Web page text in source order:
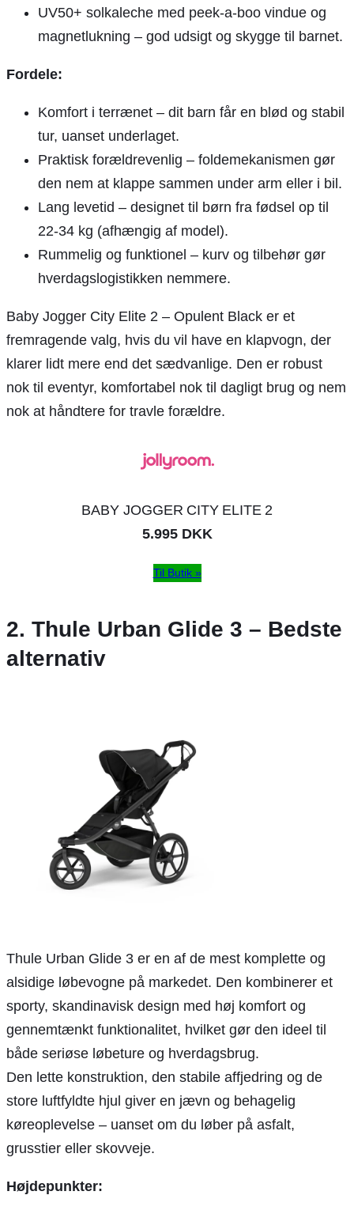
UV50+ solkaleche med peek-a-boo vindue og
magnetlukning – god udsigt og skygge til barnet.
Fordele:
Komfort i terrænet – dit barn får en blød og stabil
tur, uanset underlaget.
Praktisk forældrevenlig – foldemekanismen gør
den nem at klappe sammen under arm eller i bil.
Lang levetid – designet til børn fra fødsel op til
22-34 kg (afhængig af model).
Rummelig og funktionel – kurv og tilbehør gør
hverdagslogistikken nemmere.
Baby Jogger City Elite 2 – Opulent Black er et
fremragende valg, hvis du vil have en klapvogn, der
klarer lidt mere end det sædvanlige. Den er robust
nok til eventyr, komfortabel nok til dagligt brug og nem
nok at håndtere for travle forældre.
BABY JOGGER CITY ELITE 2
5.995 DKK
Til Butik »
2. Thule Urban Glide 3 – Bedste
alternativ
Thule Urban Glide 3 er en af de mest komplette og
alsidige løbevogne på markedet. Den kombinerer et
sporty, skandinavisk design med høj komfort og
gennemtænkt funktionalitet, hvilket gør den ideel til
både seriøse løbeture og hverdagsbrug.
Den lette konstruktion, den stabile affjedring og de
store luftfyldte hjul giver en jævn og behagelig
køreoplevelse – uanset om du løber på asfalt,
grusstier eller skovveje.
Højdepunkter: